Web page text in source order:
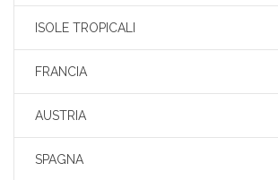
ISOLE TROPICALI
FRANCIA
AUSTRIA
SPAGNA